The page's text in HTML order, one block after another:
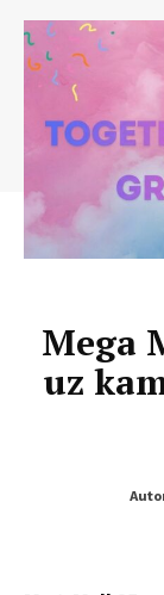
Mega
uz